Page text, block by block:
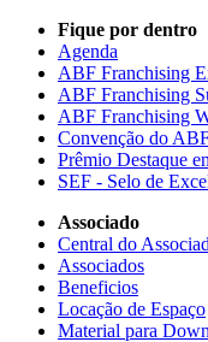
Fique por dentro
Agenda
ABF Franchising
ABF Franchising
ABF Franchising
Convenção do
Prêmio Destaque
SEF - Selo de
Associado
Central do
Associados
Beneficios
Locação de Espaço
Material para